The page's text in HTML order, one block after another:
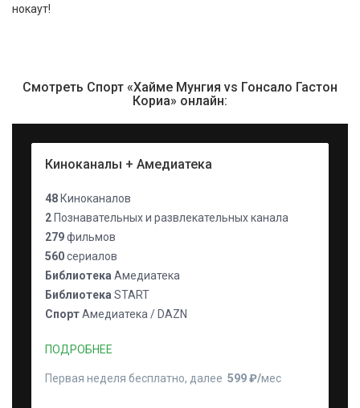
нокаут!
Смотреть Спорт «Хайме Мунгия vs Гонсало Гастон
Кориа» онлайн:
Киноканалы + Амедиатека
48 Киноканалов
2 Познавательных и развлекательных канала
279фильмов
560сериалов
Библиотека Амедиатека
Библиотека START
СпортАмедиатека / DAZN
ПОДРОБНЕЕ
Первая неделя бесплатно, далее 599 ₽⁠/⁠мес